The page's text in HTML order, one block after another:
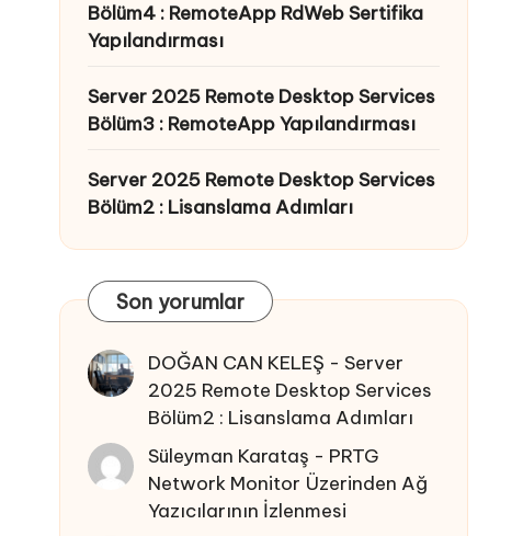
Bölüm4 : RemoteApp RdWeb Sertifika
Yapılandırması
Server 2025 Remote Desktop Services
Bölüm3 : RemoteApp Yapılandırması
Server 2025 Remote Desktop Services
Bölüm2 : Lisanslama Adımları
Son yorumlar
DOĞAN CAN KELEŞ -Server
2025 Remote Desktop Services
Bölüm2 : Lisanslama Adımları
Süleyman Karataş - PRTG
Network Monitor Üzerinden Ağ
Yazıcılarının İzlenmesi